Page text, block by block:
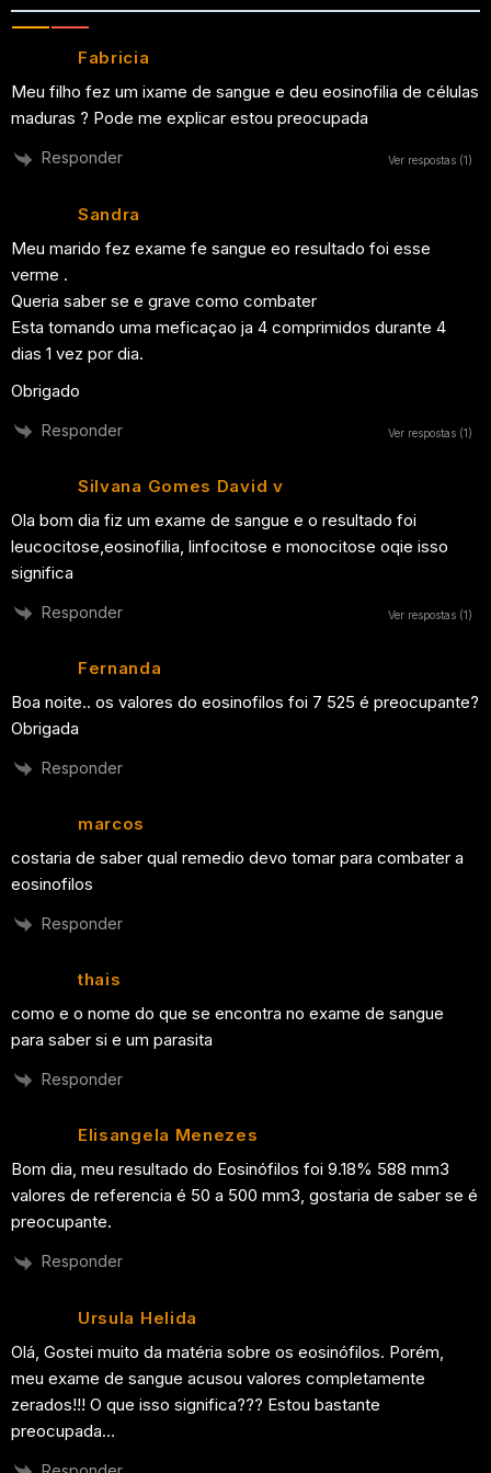
Fabricia
Meu filho fez um ixame de sangue e deu eosinofilia de células
maduras ? Pode me explicar estou preocupada
Responder Ver respostas (1)
Sandra
Meu marido fez exame fe sangue eo resultado foi esse
verme .
Queria saber se e grave como combater
Esta tomando uma meficaçao ja 4 comprimidos durante 4
dias 1 vez por dia.
Obrigado
Responder Ver respostas (1)
Silvana Gomes David v
Ola bom dia fiz um exame de sangue e o resultado foi
leucocitose,eosinofilia, linfocitose e monocitose oqie isso
significa
Responder Ver respostas (1)
Fernanda
Boa noite.. os valores do eosinofilos foi 7 525 é preocupante?
Obrigada
Responder
marcos
costaria de saber qual remedio devo tomar para combater a
eosinofilos
Responder
thais
como e o nome do que se encontra no exame de sangue
para saber si e um parasita
Responder
Elisangela Menezes
Bom dia, meu resultado do Eosinófilos foi 9.18% 588 mm3
valores de referencia é 50 a 500 mm3, gostaria de saber se é
preocupante.
Responder
Ursula Helida
Olá, Gostei muito da matéria sobre os eosinófilos. Porém,
meu exame de sangue acusou valores completamente
zerados!!! O que isso significa??? Estou bastante
preocupada…